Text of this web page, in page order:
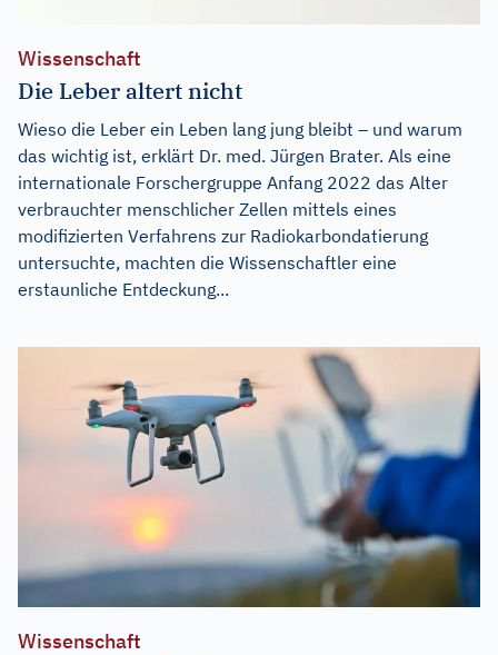
Wissenschaft
Die Leber altert nicht
Wieso die Leber ein Leben lang jung bleibt – und warum
das wichtig ist, erklärt Dr. med. Jürgen Brater. Als eine
internationale Forschergruppe Anfang 2022 das Alter
verbrauchter menschlicher Zellen mittels eines
modifizierten Verfahrens zur Radiokarbondatierung
untersuchte, machten die Wissenschaftler eine
erstaunliche Entdeckung...
Wissenschaft